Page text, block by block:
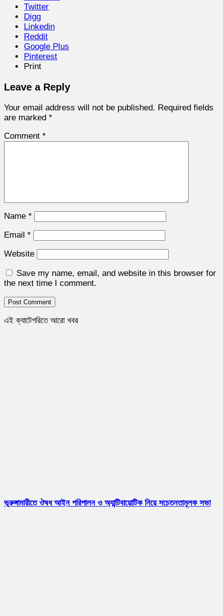
Twitter
Digg
Linkedin
Reddit
Google Plus
Pinterest
Print
Leave a Reply
Your email address will not be published. Required fields
are marked *
Comment *
Name *
Email *
Website
Save my name, email, and website in this browser for
the next time I comment.
এই ক্যাটেগরিতে আরো খবর
ভূরুঙ্গামারীতে ঔষধ আইন পরিপালন ও অ্যান্টিবায়োটিক নিয়ে সচেতনতামূলক সভা